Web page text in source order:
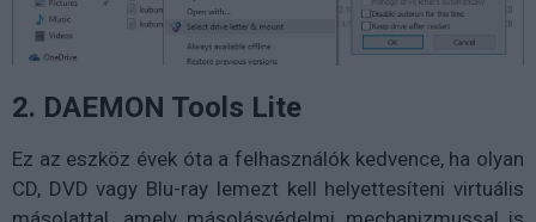
2. DAEMON Tools Lite
Ez az eszköz évek óta a felhasználók kedvence, ha olyan
CD, DVD vagy Blu-ray lemezt kell helyettesíteni virtuális